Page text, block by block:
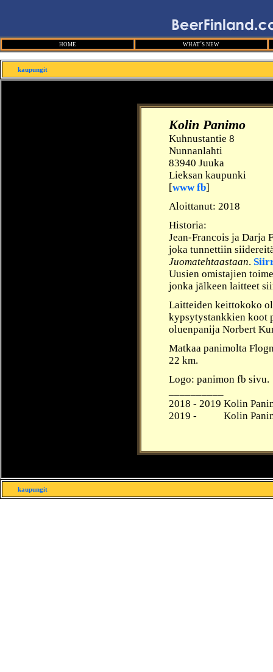
HOME WHAT´S NEW
kaupungit
Kolin Panimo
Kuhnustantie 8
Nunnanlahti
83940 Juuka
Lieksan kaupunki
[www fb]
Aloittanut: 2018
Historia:
Jean-Francois ja Darja
joka tunnettiin
Juomatehtaastaan.
Uusien omistajien
jonka jälkeen laitteet
Laitteiden keittokoko
kypsytystankkien koot
oluenpanija Norbert
Matkaa panimolta
22 km.
Logo: panimon fb sivu.
2018 - 2019 Kolin
2019 -
Kolin
kaupungit